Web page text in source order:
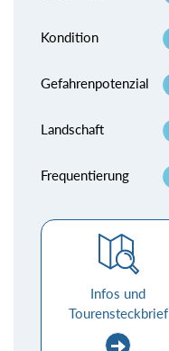
Kondition
Gefahrenpotenzial
Landschaft
Frequentierung
Infos und
Tourensteckbrief